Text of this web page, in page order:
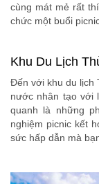
cùng mát mẻ rất
chức một buổi
Khu Du Lịch
Đến với khu du lịch
nước nhân tạo với
quanh là những
nghiệm picnic kết
sức hấp dẫn mà